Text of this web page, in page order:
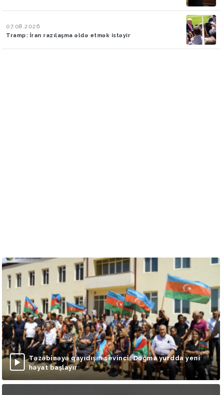
07.08.2026
Tramp: İran razılaşma əldə etmək istəyir
Təzəbinəyə qayıdışın sevinci: Doğma yurdda yeni
həyat başlayır